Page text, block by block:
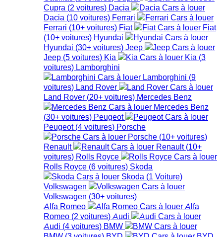
Cupra (2 voitures) Dacia
Dacia (10 voitures) Ferrari
Ferrari (10+ voitures) Fiat
Fiat
(10+ voitures) Hyundai
Hyundai (30+ voitures) Jeep
Jeep (5 voitures) Kia Kia (3
voitures) Lamborghini
Lamborghini (9
voitures) Land Rover
Land Rover (20+ voitures) Mercedes Benz
Mercedes Benz
(30+ voitures) Peugeot
Peugeot (4 voitures) Porsche
Porsche (10+ voitures)
Renault
Renault (10+
voitures) Rolls Royce
Rolls Royce (6 voitures) Skoda
Skoda (1 Voiture)
Volkswagen
Volkswagen (30+ voitures)
Alfa Romeo
Alfa
Romeo (2 voitures) Audi
Audi (4 voitures) BMW